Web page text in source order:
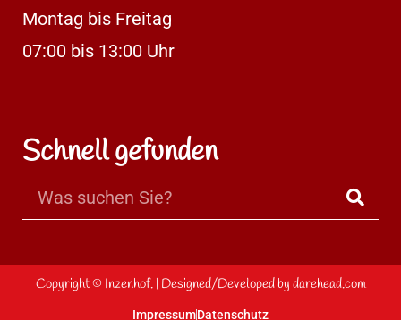
Montag bis Freitag
07:00 bis 13:00 Uhr
Schnell gefunden
Copyright © Inzenhof.| Designed/Developed by darehead.com
ImpressumDatenschutz